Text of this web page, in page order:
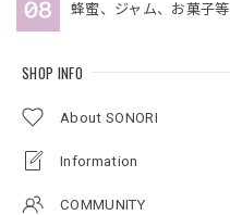
蜂蜜、ジャム、お菓子等
SHOP INFO
About SONORI
Information
COMMUNITY